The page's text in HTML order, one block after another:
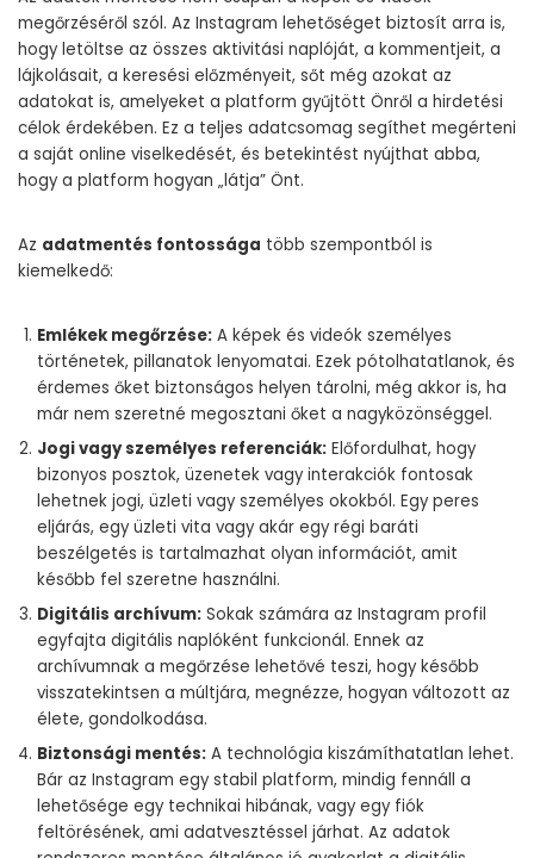
megőrzéséről szól. Az Instagram lehetőséget biztosít arra is,
hogy letöltse az összes aktivitási naplóját, a kommentjeit, a
lájkolásait, a keresési előzményeit, sőt még azokat az
adatokat is, amelyeket a platform gyűjtött Önről a hirdetési
célok érdekében. Ez a teljes adatcsomag segíthet megérteni
a saját online viselkedését, és betekintést nyújthat abba,
hogy a platform hogyan „látja” Önt.
Az adatmentés fontossága több szempontból is
kiemelkedő:
Emlékek megőrzése: A képek és videók személyes
történetek, pillanatok lenyomatai. Ezek pótolhatatlanok, és
érdemes őket biztonságos helyen tárolni, még akkor is, ha
már nem szeretné megosztani őket a nagyközönséggel.
Jogi vagy személyes referenciák: Előfordulhat, hogy
bizonyos posztok, üzenetek vagy interakciók fontosak
lehetnek jogi, üzleti vagy személyes okokból. Egy peres
eljárás, egy üzleti vita vagy akár egy régi baráti
beszélgetés is tartalmazhat olyan információt, amit
később fel szeretne használni.
Digitális archívum: Sokak számára az Instagram profil
egyfajta digitális naplóként funkcionál. Ennek az
archívumnak a megőrzése lehetővé teszi, hogy később
visszatekintsen a múltjára, megnézze, hogyan változott az
élete, gondolkodása.
Biztonsági mentés: A technológia kiszámíthatatlan lehet.
Bár az Instagram egy stabil platform, mindig fennáll a
lehetősége egy technikai hibának, vagy egy fiók
feltörésének, ami adatvesztéssel járhat. Az adatok